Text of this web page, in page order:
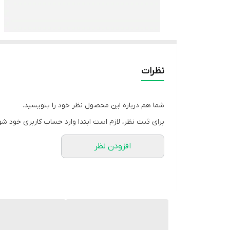
نظرات
شما هم درباره این محصول نظر خود را بنویسید.
برای ثبت نظر، لازم است ابتدا وارد حساب کاربری خود
افزودن نظر